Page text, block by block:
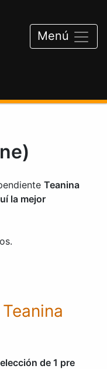
Menú
Teanina
la mejor
de 1 pre